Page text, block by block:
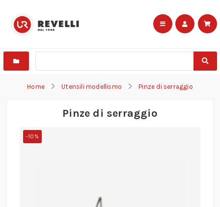
Home Utensili modellismo Pinze di serraggio
Pinze di serraggio
-10%